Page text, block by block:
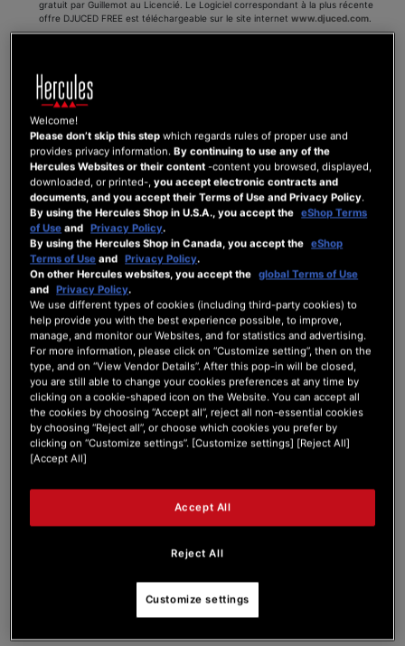
gratuit par Guillemot au Licencié. Le Logiciel correspondant à la plus récente
offre DJUCED FREE est téléchargeable sur le site internetwww.djuced.com.
Le terme DJUCED FREE comprend également l’intégralité des mises à jour et des
mises à niveau que Guillemot pourrait effectuer à l’avenir pour cette offre
DJUCED FREE.
Le terme «DJUCED STANDARD» désigne le Logiciel tel que concédé en licence
par Guillemot au Licencié qui est un utilisateur d’un contrôleur DJ compatible
commercialisé sous la marque HERCULES de Guillemot. Le Logiciel
correspondant à la plus récente offre DJUCED STANDARD est téléchargeable
sur le site internetwww.djuced.com
Les fonctionnalités de DJUCED STANDARD sont présentées en
présent Contrat.
Le terme DJUCED STANDARD comprend également l’intégralité des mises à jour
et des mises à niveau que Guillemot pourrait effectuer à l’avenir pour cette offre
DJUCED STANDARD.
Le terme «DJUCED PRO» désigne le Logiciel tel que concédé en licence par
Guillemot au Licencié moyennant un paiement unique lors de la souscription de
la Licence par le Licencié.
Les fonctionnalités de DJUCED PRO sont présentées enAnnexe 3du présent
Contrat.
Le terme « DJUCED PRO+» désigne le Logiciel tel que concédé en licence par
Guillemot au Licencié -moyennant un paiement mensuel- sous la forme d’un
Les fonctionnalités de DJUCED PRO+ sont présentées en
unique de quinze (15) jours calendaires et non renouvelable. L’offre DJUCED PRO
FREE TRIAL est directement disponible dans le Logiciel après avoir téléchargé ce
www.djuced.com. Les fonctionnalités de DJUCED PRO FREE
Welcome!
Please don’t skip this step which regards rules of proper use and
provides privacy information.By continuing to use any of the
Hercules Websites or their content -content you browsed, displayed,
downloaded, or printed-,you accept electronic contracts and
documents, and you accept their Terms of Use and Privacy Policy.
By using the Hercules Shop in U.S.A., you accept the eShop Terms
of Use and Privacy Policy.
By using the Hercules Shop in Canada, you accept the eShop
Terms of Use and Privacy Policy.
On other Hercules websites, you accept the global Terms of Use
and Privacy Policy.
We use different types of cookies (including third-party cookies) to
help provide you with the best experience possible, to improve,
manage, and monitor our Websites, and for statistics and advertising.
For more information, please click on “Customize setting”, then on the
type, and on “View Vendor Details”. After this pop-in will be closed,
you are still able to change your cookies preferences at any time by
clicking on a cookie-shaped icon on the Website. You can accept all
the cookies by choosing “Accept all”, reject all non-essential cookies
by choosing “Reject all”, or choose which cookies you prefer by
clicking on “Customize settings”. [Customize settings] [Reject All]
[Accept All]
Reject All
Accept All
Customize settings